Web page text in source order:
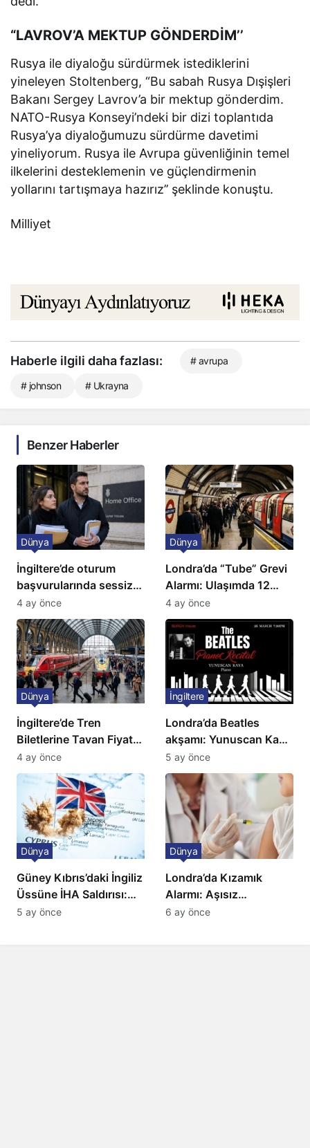
“LAVROV’A MEKTUP GÖNDERDİM’’
Rusya ile diyaloğu sürdürmek istediklerini
yineleyen Stoltenberg, “Bu sabah Rusya Dışişleri
Bakanı Sergey Lavrov’a bir mektup gönderdim.
NATO-Rusya Konseyi’ndeki bir dizi toplantıda
Rusya’ya diyaloğumuzu sürdürme davetimi
yineliyorum. Rusya ile Avrupa güvenliğinin temel
ilkelerini desteklemenin ve güçlendirmenin
yollarını tartışmaya hazırız’’ şeklinde konuştu.
Milliyet
Haberle ilgili daha fazlası: # avrupa
# johnson # Ukrayna
Benzer Haberler
İngiltere’de oturum
başvurularında sessiz
kriz: Büyükelçilikten
açıklama!
Dünya
4 ay önce
Londra’da “Tube” Grevi
Alarmı: Ulaşımda 12
Günlük Kaos Kapıda
Dünya
4 ay önce
İngiltere’de Tren
Biletlerine Tavan Fiyat:
Ulaşımda Yeni
Düzenleme
Dünya
4 ay önce
Londra’da Beatles
akşamı: Yunuscan Kaya
klasik yorumuyla
sahnede
İngiltere
5 ay önce
Güney Kıbrıs’daki İngiliz
Üssüne İHA Saldırısı:
Patlama, Sirenler ve
Dünya
5 ay önce
Londra’da Kızamık
Alarmı: Aşısız
Öğrenciler Okullardan
Dünya
6 ay önce